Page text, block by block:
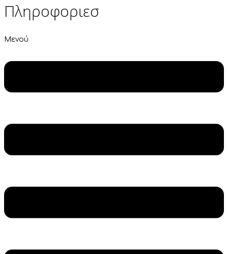
Πληροφοριεσ
Μενού